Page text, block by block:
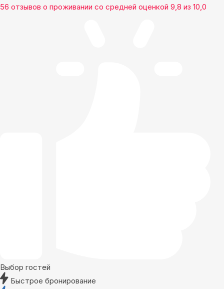
56 отзывов о проживании со средней оценкой 9,8 из 10,0
Выбор гостей
Быстрое бронирование